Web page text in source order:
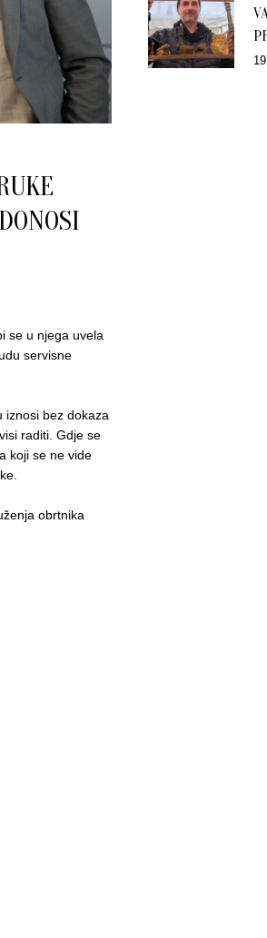
se u njega uvela
servisne
iznosi bez dokaza
raditi. Gdje se
koji se ne vide
obrtnika